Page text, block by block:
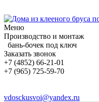
Меню
Производство и монтаж
бань-бочек под ключ
Заказать звонок
+7 (4852) 66-21-01
+7 (965) 725-59-70
vdosckusvoi@yandex.ru